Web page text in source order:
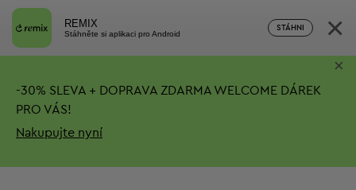
REMIX
Stáhněte si aplikaci pro Android
STÁHNI ×
-30% SLEVA + DOPRAVA ZDARMA WELCOME DÁREK
PRO VÁS!
Nakupujte nyní
×